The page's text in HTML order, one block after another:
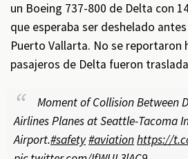
un Boeing 737-800 de Delta con
que esperaba ser deshelado
Puerto Vallarta. No se reportaron
pasajeros de Delta fueron
Moment of Collision Between
Airlines Planes at Seattle-Tacoma
Airport.#safety#aviationhttps://